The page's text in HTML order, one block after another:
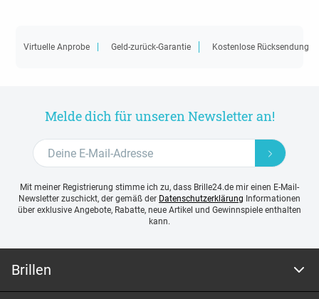
Virtuelle Anprobe Geld-zurück-Garantie Kostenlose Rücksendung
Melde dich für unseren Newsletter an!
Mit meiner Registrierung stimme ich zu, dass Brille24.de mir einen E-Mail-
Newsletter zuschickt, der gemäß der Datenschutzerklärung Informationen
über exklusive Angebote, Rabatte, neue Artikel und Gewinnspiele enthalten
kann.
Brillen